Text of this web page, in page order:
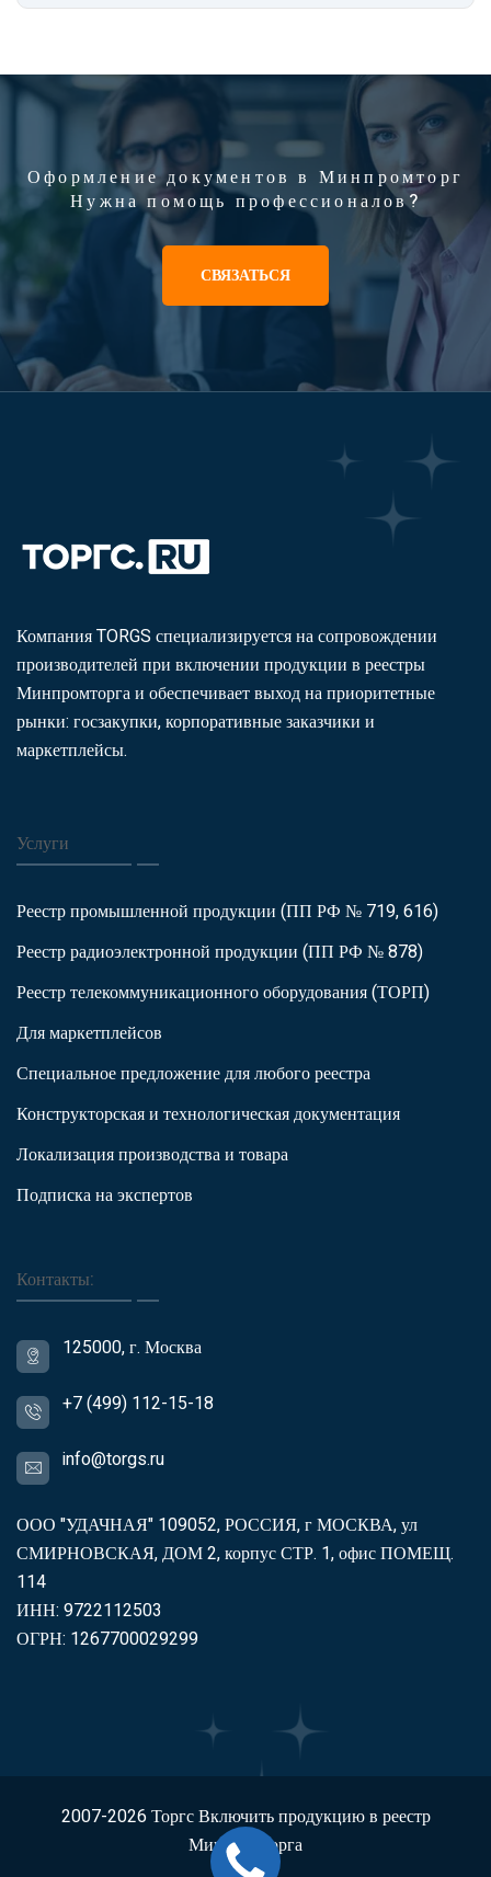
Оформление документов в Минпромторг
Нужна помощь профессионалов?
СВЯЗАТЬСЯ
Компания TORGS специализируется на сопровождении
производителей при включении продукции в реестры
Минпромторга и обеспечивает выход на приоритетные
рынки: госзакупки, корпоративные заказчики и
маркетплейсы.
Услуги
Реестр промышленной продукции (ПП РФ № 719, 616)
Реестр радиоэлектронной продукции (ПП РФ № 878)
Реестр телекоммуникационного оборудования (ТОРП)
Для маркетплейсов
Специальное предложение для любого реестра
Конструкторская и технологическая документация
Локализация производства и товара
Подписка на экспертов
Контакты:
125000, г. Москва
+7 (499) 112-15-18
info@torgs.ru
ООО "УДАЧНАЯ" 109052, РОССИЯ, г МОСКВА, ул
СМИРНОВСКАЯ, ДОМ 2, корпус СТР. 1, офис ПОМЕЩ.
114
ИНН: 9722112503
ОГРН: 1267700029299
2007-2026ТоргсВключить продукцию в реестр
Минпромторга